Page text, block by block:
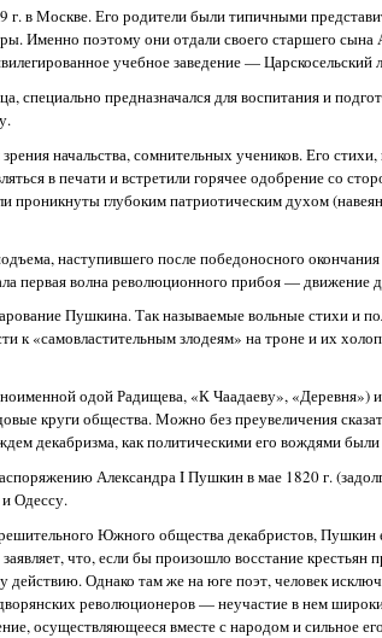
в Москве. Его родители были типичными
Именно поэтому они отдали своего старшего
учебное заведение — Царскосельский
специально предназначался для воспитания и
начальства, сомнительных учеников. Его
в печати и встретили горячее одобрение со
проникнуты глубоким патриотическим духом
наступившего после победоносного
первая волна революционного прибоя — движение
Пушкина. Так называемые вольные стихи и
к «самовластительным злодеям» на троне и их
одой Радищева, «К Чаадаеву»,
круги общества. Можно без преувеличения
декабризма, как политическими его вождями
Александра I Пушкин в мае 1820 г.
Одессу.
Южного общества декабристов,
что, если бы произошло восстание крестьян
Однако там же на юге поэт, человек
революционеров — неучастие в нем
осуществляющееся вместе с народом и сильное